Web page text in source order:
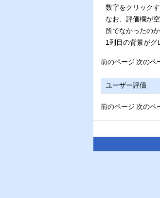
数字をクリック
なお、評価欄が
所でなかったの
1列目の背景がグ
前のページ 次のペ
ユーザー評価
前のページ 次のペ